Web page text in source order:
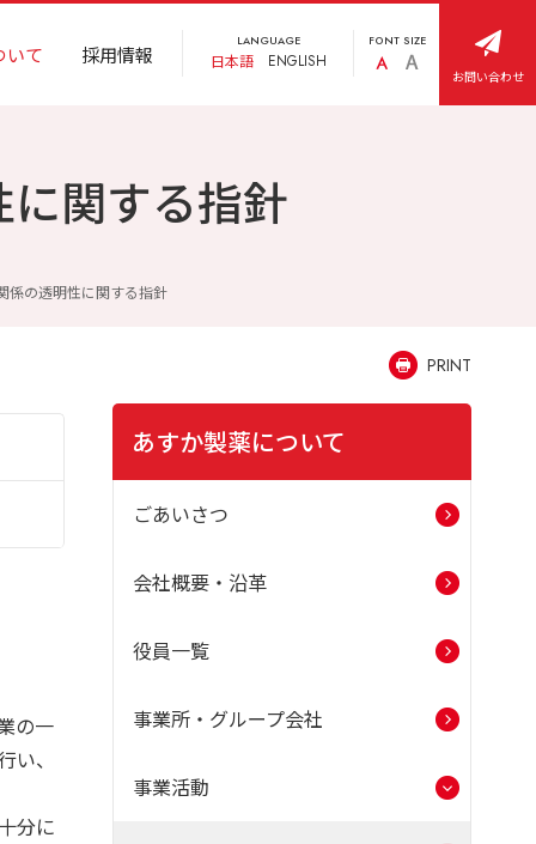
いて 採用情報
LANGUAGE
日本語 ENGLISH
FONT SIZE
お問い合わせ
関する指針
係の透明性に関する指針
PRINT
の一
、
分に
あすか製薬について
ごあいさつ
会社概要・沿革
役員一覧
事業所・グループ会社
事業活動